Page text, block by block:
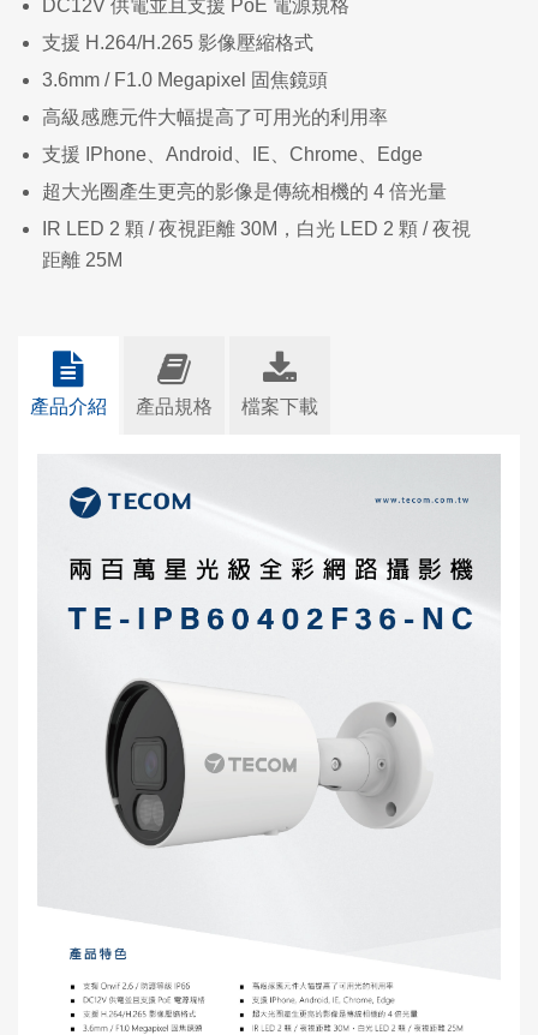
DC12V 供電並且支援 PoE 電源規格
支援 H.264/H.265 影像壓縮格式
3.6mm / F1.0 Megapixel 固焦鏡頭
高級感應元件大幅提高了可用光的利用率
支援 IPhone、Android、IE、Chrome、Edge
超大光圈產生更亮的影像是傳統相機的 4 倍光量
IR LED 2 顆 / 夜視距離 30M，白光 LED 2 顆 / 夜視
距離 25M
產品介紹 產品規格 檔案下載